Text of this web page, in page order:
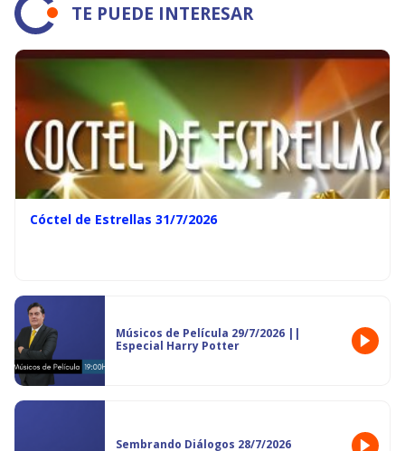
TE PUEDE INTERESAR
Cóctel de Estrellas 31/7/2026
Músicos de Película 29/7/2026 ||
Especial Harry Potter
Sembrando Diálogos 28/7/2026